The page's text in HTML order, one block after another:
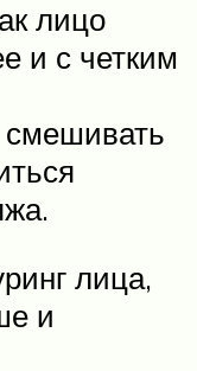
лицо
и с четким
смешивать
лица,
и